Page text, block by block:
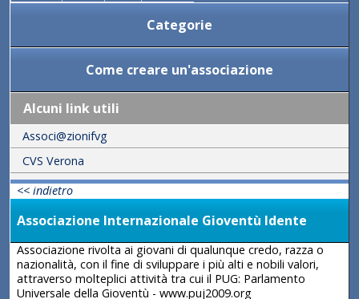
Categorie
Come creare un'associazione
Alcuni link utili
Associ@zionifvg
CVS Verona
<< indietro
Associazione Internazionale Gioventù Idente
Associazione rivolta ai giovani di qualunque credo, razza o
nazionalità, con il fine di sviluppare i più alti e nobili valori,
attraverso molteplici attività tra cui il PUG: Parlamento
Universale della Gioventù - www.puj2009.org